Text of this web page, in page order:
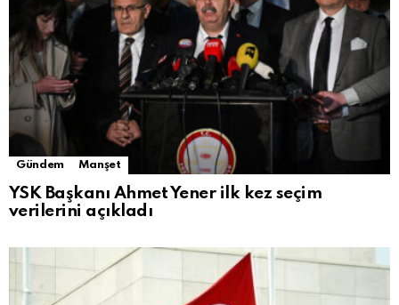
Gündem Manşet
YSK Başkanı Ahmet Yener ilk kez seçim
verilerini açıkladı